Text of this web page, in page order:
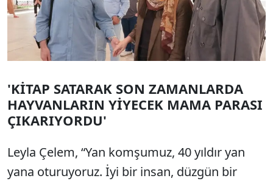
'KİTAP SATARAK SON ZAMANLARDA
HAYVANLARIN YİYECEK MAMA PARASI
ÇIKARIYORDU'
Leyla Çelem, “Yan komşumuz, 40 yıldır yan
yana oturuyoruz. İyi bir insan, düzgün bir